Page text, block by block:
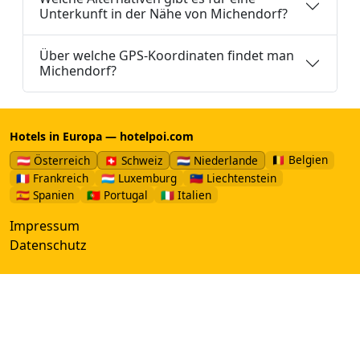
Unterkunft in der Nähe von Michendorf?
Über welche GPS-Koordinaten findet man
Michendorf?
Hotels in Europa — hotelpoi.com
🇦🇹 Österreich
🇨🇭 Schweiz 🇳🇱 Niederlande
🇧🇪 Belgien
🇫🇷 Frankreich
🇱🇺 Luxemburg
🇱🇮 Liechtenstein
🇪🇸 Spanien
🇵🇹 Portugal 🇮🇹 Italien
Impressum
Datenschutz